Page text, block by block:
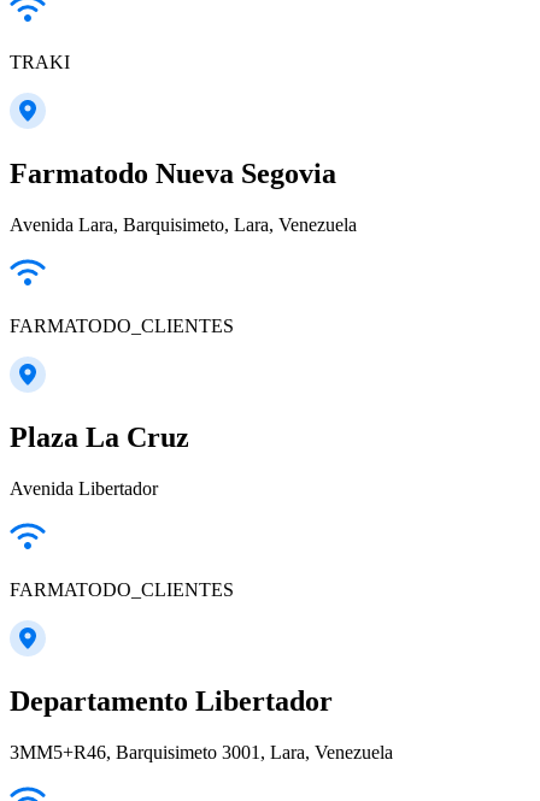
TRAKI
Farmatodo Nueva Segovia
Avenida Lara, Barquisimeto, Lara, Venezuela
FARMATODO_CLIENTES
Plaza La Cruz
Avenida Libertador
FARMATODO_CLIENTES
Departamento Libertador
3MM5+R46, Barquisimeto 3001, Lara, Venezuela